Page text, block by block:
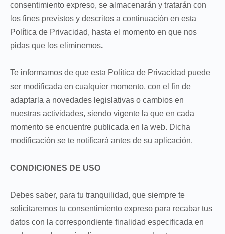
consentimiento expreso, se almacenarán y tratarán con
los fines previstos y descritos a continuación en esta
Política de Privacidad, hasta el momento en que nos
pidas que los eliminemos.
Te informamos de que esta Política de Privacidad puede
ser modificada en cualquier momento, con el fin de
adaptarla a novedades legislativas o cambios en
nuestras actividades, siendo vigente la que en cada
momento se encuentre publicada en la web. Dicha
modificación se te notificará antes de su aplicación.
CONDICIONES DE USO
Debes saber, para tu tranquilidad, que siempre te
solicitaremos tu consentimiento expreso para recabar tus
datos con la correspondiente finalidad especificada en